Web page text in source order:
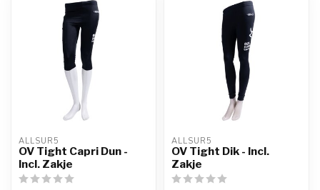
ALLSUR5
OV Tight Capri Dun -
Incl. Zakje
ALLSUR5
OV Tight Dik - Incl.
Zakje